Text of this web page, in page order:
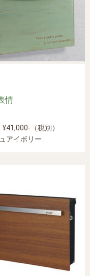
情
（税別）
アイボリー